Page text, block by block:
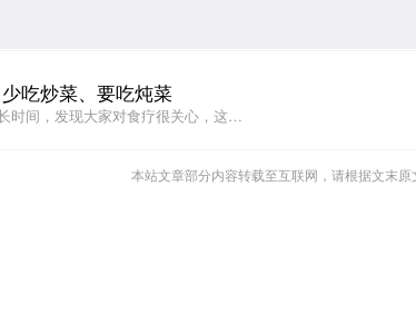
吃炒菜、要吃炖菜
时间，发现大家对食疗很关心，这…
本站文章部分内容转载至互联网，请根据文末